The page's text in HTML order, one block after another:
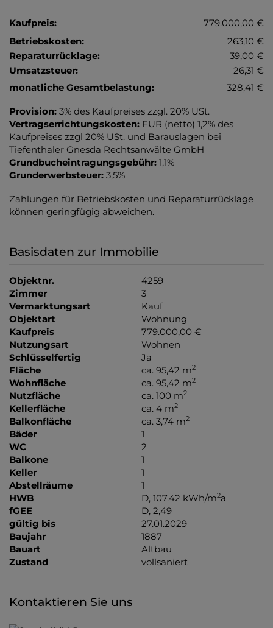
Kaufpreis:
779.000,00 €
Betriebskosten:
263,10 €
Reparaturrücklage:
39,00 €
Umsatzsteuer:
26,31 €
monatliche Gesamtbelastung:
328,41 €
Provision: 3% des Kaufpreises zzgl. 20% USt.
Vertragserrichtungskosten: EUR (netto) 1,2% des
Kaufpreises zzgl 20% USt. und Barauslagen bei
Tiefenthaler Gnesda Rechtsanwälte GmbH
Grundbucheintragungsgebühr: 1,1%
Grunderwerbsteuer: 3,5%
Zahlungen für Betriebskosten und Reparaturrücklage
können geringfügig abweichen.
Basisdaten zur Immobilie
Objektnr.
4259
Zimmer
3
Vermarktungsart
Kauf
Objektart
Wohnung
Kaufpreis
779.000,00 €
Nutzungsart
Wohnen
Schlüsselfertig
Ja
Fläche
ca. 95,42 m2
Wohnfläche ca. 95,42 m2
Nutzfläche ca. 100 m2
Kellerfläche ca. 4 m2
Balkonfläche ca. 3,74 m2
Bäder
1
WC
2
Balkone
1
Keller
1
Abstellräume
1
HWB
D, 107.42 kWh/m2a
fGEE
D, 2,49
gültig bis
27.01.2029
Baujahr
1887
Bauart
Altbau
Zustand
vollsaniert
Kontaktieren Sie uns